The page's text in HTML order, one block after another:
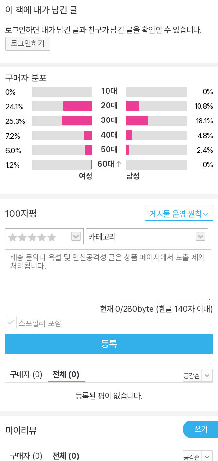
반영하였다. 5. 막판 정리에 최적화된 구성으로 제작되었다.
이 책에 내가 남긴 글
로그인하면 내가 남긴 글과 친구가 남긴 글을 확인할 수 있습니다.
로그인하기
구매자 분포
0% 10대
0%
24.1%
20대
10.8%
25.3%
30대
18.1%
7.2%
40대
4.8%
6.0%
50대
2.4%
1.2%
60대
0%
여성
남성
100자평 게시물 운영 원칙
카테고리
현재 0/280byte (한글 140자 이내)
스포일러 포함
등록
구매자 (0) 전체 (0)
등록된 평이 없습니다.
마이리뷰 쓰기
구매자 (0) 전체 (0)